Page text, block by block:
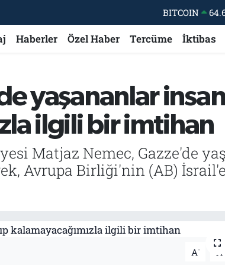
DOLAR
EURO
GRAM ALTIN
BİST100
Haberler Özel Haber Tercüme İktibas
yaşananlar
ilgili bir imtihan
Matjaz Nemec, Gazze'de
Avrupa Birliği'nin (AB)
A- A